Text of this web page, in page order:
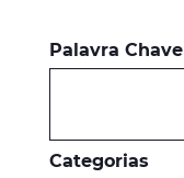
Palavra Chave
Categorias